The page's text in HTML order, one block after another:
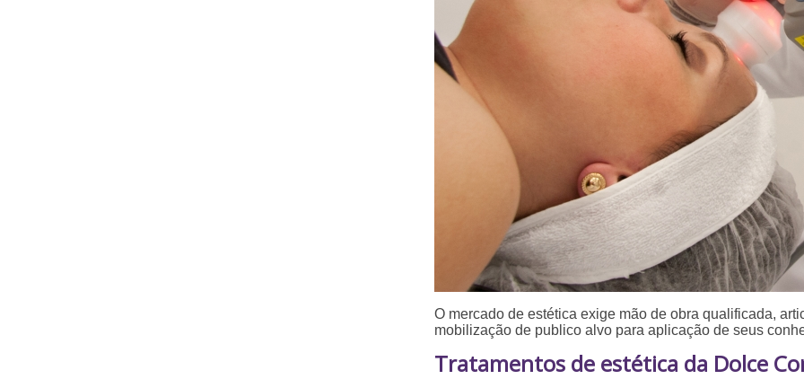
O mercado de estética exige mão de obra qualificada,
mobilização de publico alvo para aplicação de seus
Tratamentos de estética da Dolce